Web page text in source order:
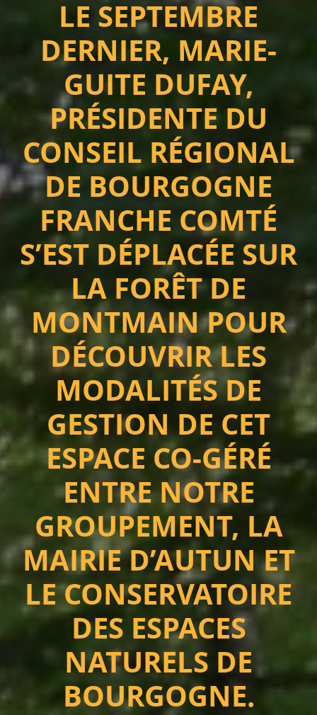
LE SEPTEMBRE
DERNIER, MARIE-
GUITE DUFAY,
PRÉSIDENTE DU
CONSEIL RÉGIONAL
DE BOURGOGNE
FRANCHE COMTÉ
S’EST DÉPLACÉE SUR
LA FORÊT DE
MONTMAIN POUR
DÉCOUVRIR LES
MODALITÉS DE
GESTION DE CET
ESPACE CO-GÉRÉ
ENTRE NOTRE
GROUPEMENT, LA
MAIRIE D’AUTUN ET
LE CONSERVATOIRE
DES ESPACES
NATURELS DE
BOURGOGNE.